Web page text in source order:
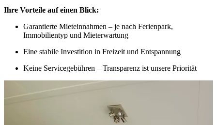
Ihre Vorteile auf einen Blick:
Garantierte Mieteinnahmen – je nach Ferienpark,
Immobilientyp und Mieterwartung
Eine stabile Investition in Freizeit und Entspannung
Keine Servicegebühren – Transparenz ist unsere Priorität